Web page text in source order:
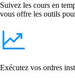
Suivez les cours en
vous offre les outils
Exécutez vos ordres